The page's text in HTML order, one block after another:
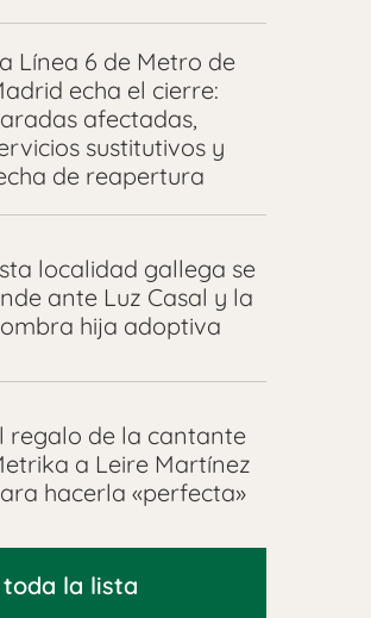
Línea 6 de Metro de
echa el cierre:
afectadas,
sustitutivos y
de reapertura
localidad gallega se
ante Luz Casal y la
hija adoptiva
regalo de la cantante
a Leire Martínez
hacerla «perfecta»
toda la lista